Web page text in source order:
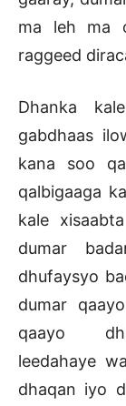
ma leh ma
raggeed
Dhanka
gabdhaas
kana soo
qalbigaaga
kale
dumar
dhufaysyo
dumar
qaayo
leedahaye
dhaqan iyo